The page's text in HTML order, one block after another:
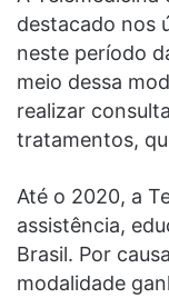
destacado nos
neste período
meio dessa
realizar
tratamentos,
Até o 2020, a
assistência,
Brasil. Por
modalidade